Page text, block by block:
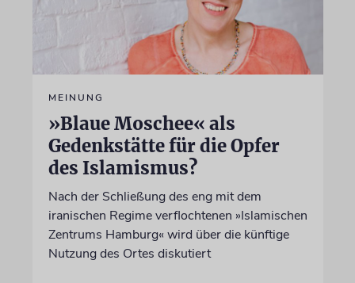
MEINUNG
»Blaue Moschee« als
Gedenkstätte für die Opfer
des Islamismus?
Nach der Schließung des eng mit dem
iranischen Regime verflochtenen »Islamischen
Zentrums Hamburg« wird über die künftige
Nutzung des Ortes diskutiert